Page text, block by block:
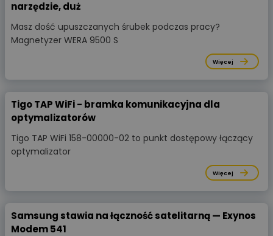
narzędzie, duż
Masz dość upuszczanych śrubek podczas pracy?
Magnetyzer WERA 9500 S
Więcej
Tigo TAP WiFi - bramka komunikacyjna dla
optymalizatorów
Tigo TAP WiFi 158-00000-02 to punkt dostępowy łączący
optymalizator
Więcej
Samsung stawia na łączność satelitarną — Exynos
Modem 541